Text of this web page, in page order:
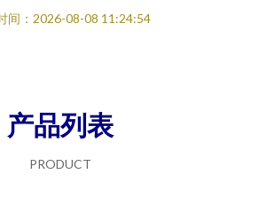
间：2026-08-08 11:24:54
产品列表
PRODUCT